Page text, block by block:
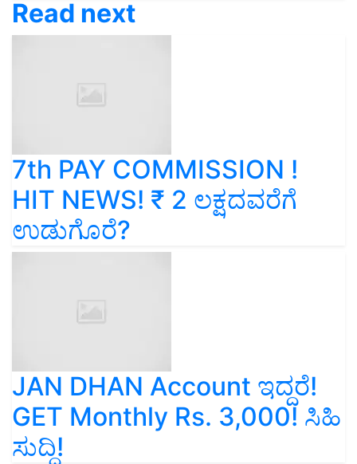
Read next
7th PAY COMMISSION !
HIT NEWS! ₹ 2 ಲಕ್ಷದವರೆಗೆ
ಉಡುಗೊರೆ?
JAN DHAN Account ಇದ್ದರೆ!
GET Monthly Rs. 3,000! ಸಿಹಿ
ಸುದ್ದಿ!